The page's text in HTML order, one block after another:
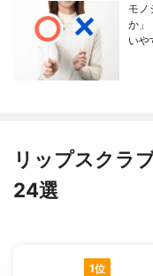
モノ
か」
いや
リップスクラ
24選
1位